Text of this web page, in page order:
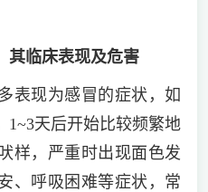
临床表现及危害
现为感冒的症状，如
1~3天后开始比较频繁地
样，严重时出现面色发
、呼吸困难等症状，常